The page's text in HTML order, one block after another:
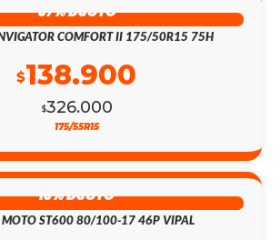
57% DSCTO
COMFORT II 175/50R15 75H
$326.000
$138.900
175/55R15
13% DSCTO
MOTO ST600 80/100-17 46P VIPAL